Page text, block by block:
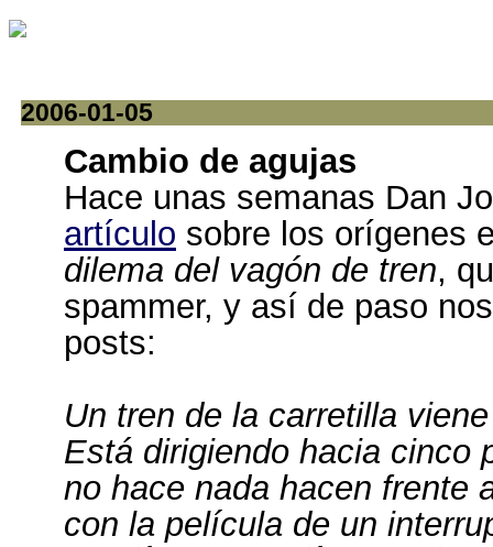
2006-01-05
Cambio de agujas
Hace unas semanas Dan
artículo sobre los orígenes
dilema del vagón de tren,
spammer, y así de paso
posts:
Un tren de la carretilla
Está dirigiendo hacia cinco
no hace nada hacen frente
con la película de un